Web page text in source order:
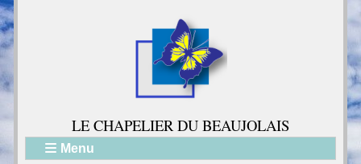
LE CHAPELIER DU BEAUJOLAIS
Menu